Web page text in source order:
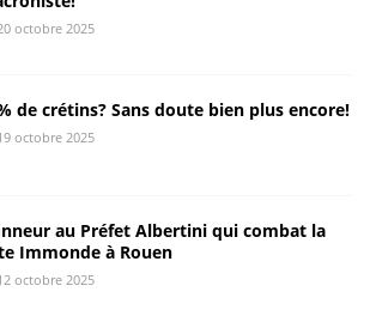
octobre 2025
de crétins? Sans doute bien plus encore!
octobre 2025
au Préfet Albertini qui combat la
Immonde à Rouen
octobre 2025